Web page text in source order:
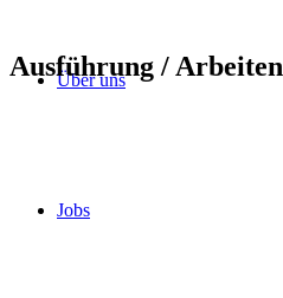
Über uns
Jobs
Ausführung / Arbeiten